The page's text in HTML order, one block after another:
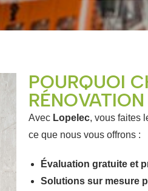
POURQUOI
Avec Lopelec, vous faites
ce que nous vous offrons :
Évaluation gratuite et
Solutions sur mesure